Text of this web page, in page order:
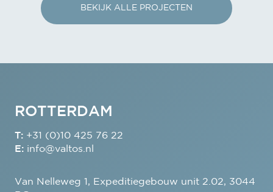
BEKIJK ALLE PROJECTEN
ROTTERDAM
T:+31 (0)10 425 76 22
E:info@valtos.nl
Van Nelleweg 1, Expeditiegebouw unit 2.02, 3044